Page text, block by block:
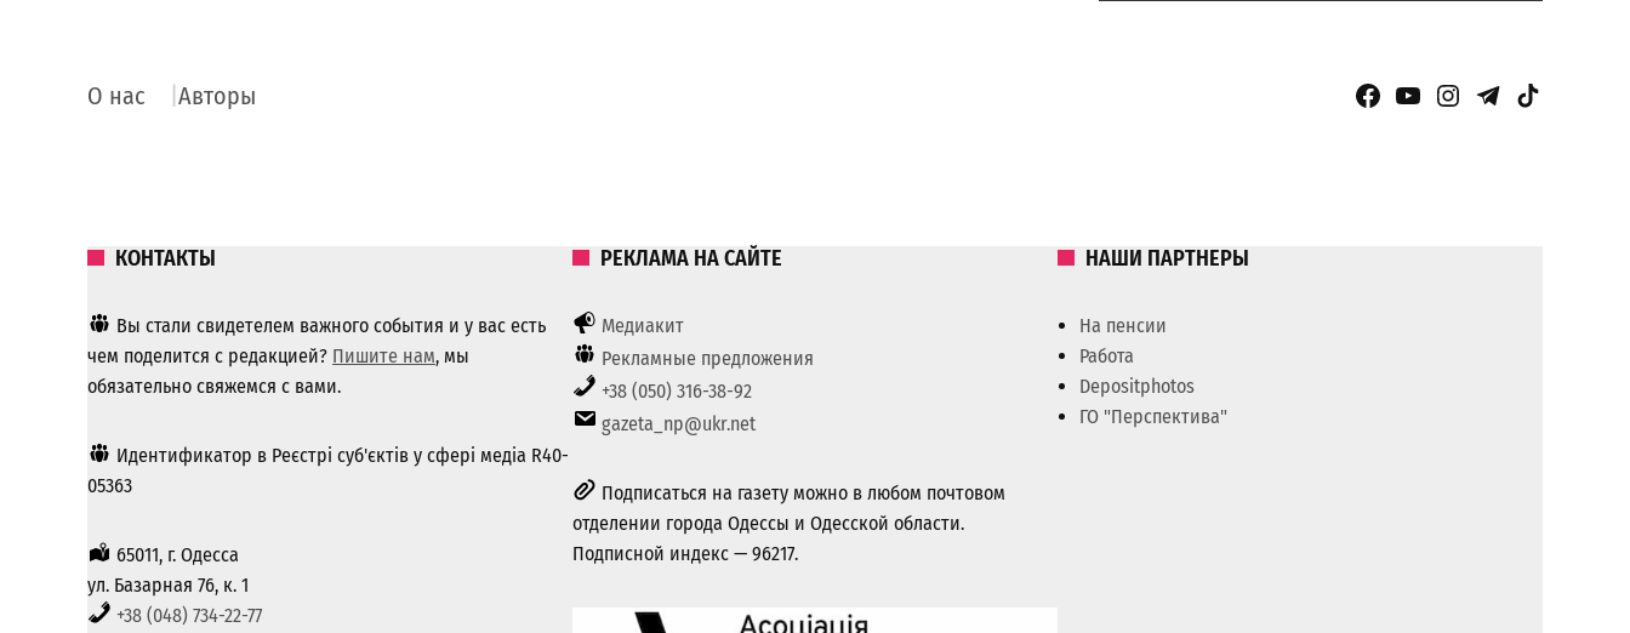
О нас Авторы Facebook Page
YouTubeInstagram
Telegram
TikTok
КОНТАКТЫ
Вы стали свидетелем важного события и у вас есть
чем поделится с редакцией? Пишите нам, мы
обязательно свяжемся с вами.
Идентификатор в Реєстрі суб'єктів у сфері медіа R40-
05363
65011, г. Одесса
ул. Базарная 76, к. 1
+38 (048) 734-22-77
РЕКЛАМА НА САЙТЕ
Медиакит
Рекламные предложения
+38 (050) 316-38-92
gazeta_np@ukr.net
Подписаться на газету можно в любом почтовом
отделении города Одессы и Одесской области.
Подписной индекс — 96217.
НАШИ ПАРТНЕРЫ
На пенсии
Работа
Depositphotos
ГО "Перспектива"